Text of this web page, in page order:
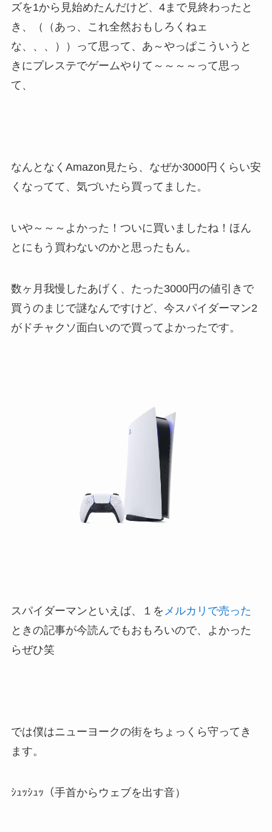
ズを1から見始めたんだけど、4まで見終わったと
き、（（あっ、これ全然おもしろくねェ
な、、、））って思って、あ～やっぱこういうと
きにプレステでゲームやりて～～～～って思っ
て、
なんとなくAmazon見たら、なぜか3000円くらい安
くなってて、気づいたら買ってました。
いや～～～よかった！ついに買いましたね！ほん
とにもう買わないのかと思ったもん。
数ヶ月我慢したあげく、たった3000円の値引きで
買うのまじで謎なんですけど、今スパイダーマン2
がドチャクソ面白いので買ってよかったです。
スパイダーマンといえば、１を メルカリで売った
ときの記事が今読んでもおもろいので、よかった
らぜひ笑
では僕はニューヨークの街をちょっくら守ってき
ます。
ｼｭｯｼｭｯ（手首からウェブを出す音）